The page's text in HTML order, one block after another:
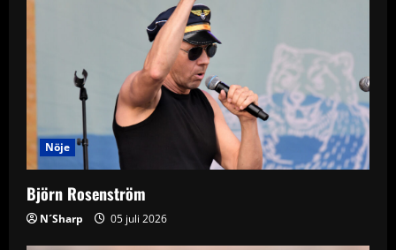
Nöje
Björn Rosenström
N´Sharp 05 juli 2026